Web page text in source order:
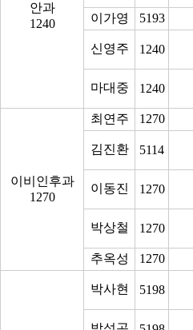
안과
1240
이가영 5193
신영주 1240
마대중 1240
이비인후과
1270
최연주 1270
김진환 5114
이동진 1270
박상철 1270
추옥성 1270
박사현 5198